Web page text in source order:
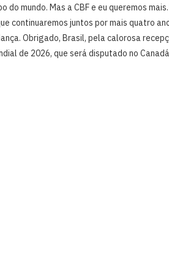
mundo. Mas a CBF e eu queremos
continuaremos juntos por mais quatro
Obrigado, Brasil, pela calorosa
de 2026, que será disputado no